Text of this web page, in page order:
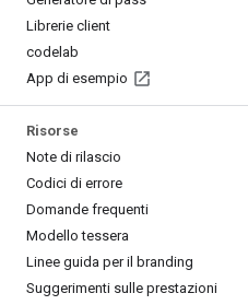
Librerie client
codelab
App di esempio
Risorse
Note di rilascio
Codici di errore
Domande frequenti
Modello tessera
Linee guida per il branding
Suggerimenti sulle prestazioni